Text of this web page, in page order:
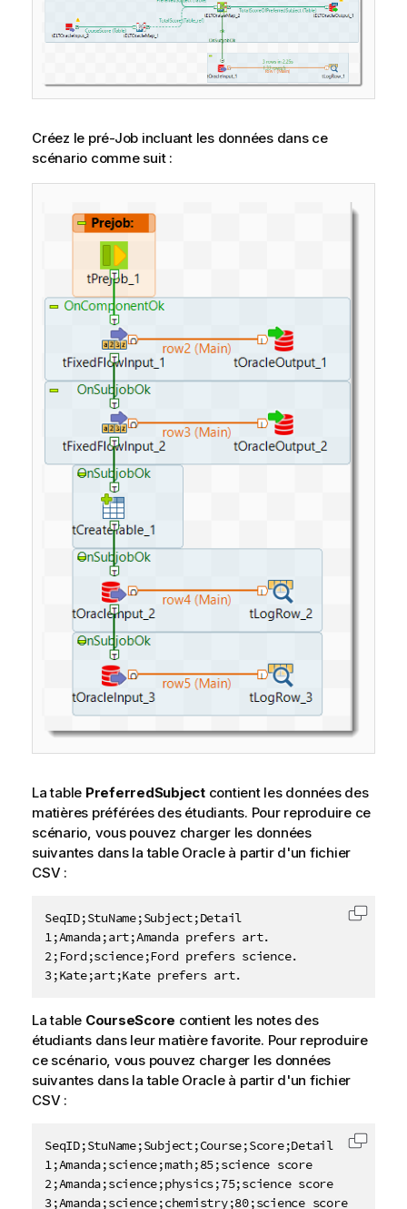
Créez le pré-Job incluant les données dans ce
scénario comme suit :
La table PreferredSubjectcontient les données des
matières préférées des étudiants. Pour reproduire ce
scénario, vous pouvez charger les données
suivantes dans la table Oracle à partir d'un fichier
CSV :
SeqID;StuName;Subject;Detail
1;Amanda;art;Amanda prefers art.
2;Ford;science;Ford prefers science.
3;Kate;art;Kate prefers art.
Copier
La table CourseScore contient les notes des
étudiants dans leur matière favorite. Pour reproduire
ce scénario, vous pouvez charger les données
suivantes dans la table Oracle à partir d'un fichier
CSV :
SeqID;StuName;Subject;Course;Score;Detail
1;Amanda;science;math;85;science score
2;Amanda;science;physics;75;science score
3;Amanda;science;chemistry;80;science score
Copier